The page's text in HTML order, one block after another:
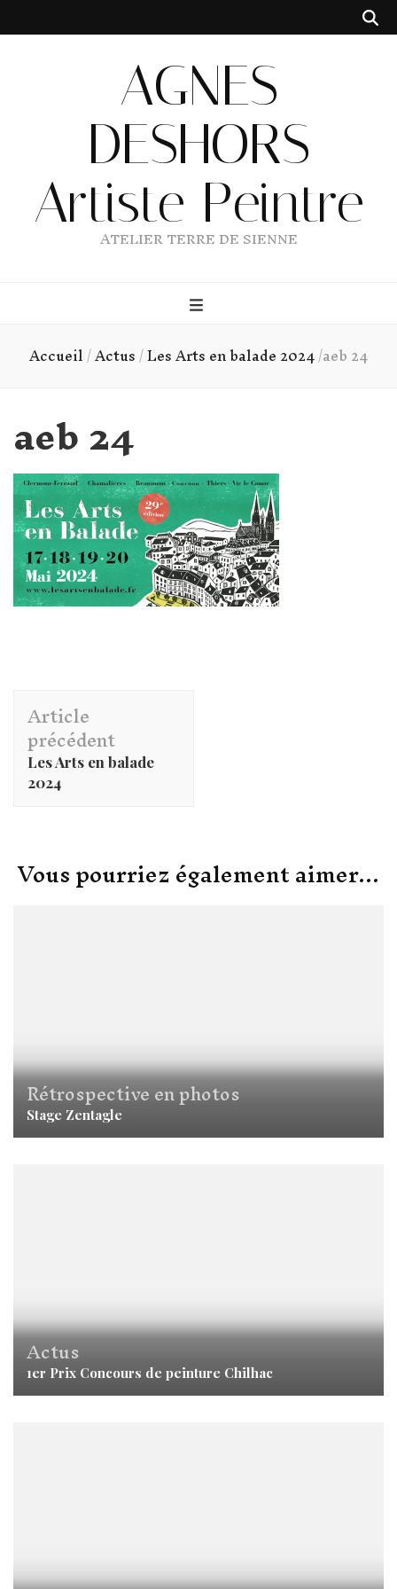
AGNES
DESHORS
Artiste Peintre
ATELIER TERRE DE SIENNE
Accueil/Actus/Les Arts en balade 2024/aeb 24
aeb 24
Navigation
d'article
Article
précédent
Les Arts en balade
2024
Vous pourriez également aimer...
Rétrospective en photos
Stage Zentagle
Actus
1er Prix Concours de peinture Chilhac